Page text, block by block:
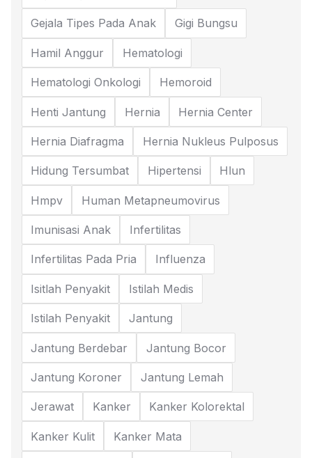
Gejala Tipes Pada Anak Gigi Bungsu
Hamil Anggur Hematologi
Hematologi Onkologi Hemoroid
Henti Jantung Hernia Hernia Center
Hernia Diafragma Hernia Nukleus Pulposus
Hidung Tersumbat Hipertensi Hlun
Hmpv Human Metapneumovirus
Imunisasi Anak Infertilitas
Infertilitas Pada Pria Influenza
Isitlah Penyakit Istilah Medis
Istilah Penyakit Jantung
Jantung Berdebar Jantung Bocor
Jantung Koroner Jantung Lemah
Jerawat Kanker Kanker Kolorektal
Kanker Kulit Kanker Mata